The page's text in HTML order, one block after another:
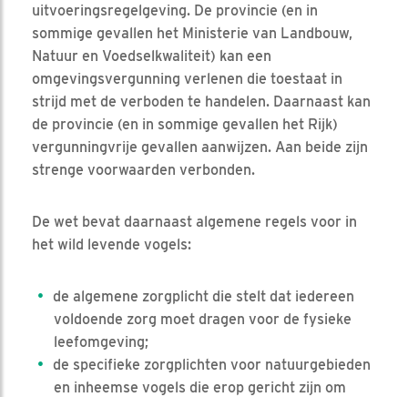
uitvoeringsregelgeving. De provincie (en in
sommige gevallen het Ministerie van Landbouw,
Natuur en Voedselkwaliteit) kan een
omgevingsvergunning verlenen die toestaat in
strijd met de verboden te handelen. Daarnaast kan
de provincie (en in sommige gevallen het Rijk)
vergunningvrije gevallen aanwijzen. Aan beide zijn
strenge voorwaarden verbonden.
De wet bevat daarnaast algemene regels voor in
het wild levende vogels:
de algemene zorgplicht die stelt dat iedereen
voldoende zorg moet dragen voor de fysieke
leefomgeving;
de specifieke zorgplichten voor natuurgebieden
en inheemse vogels die erop gericht zijn om